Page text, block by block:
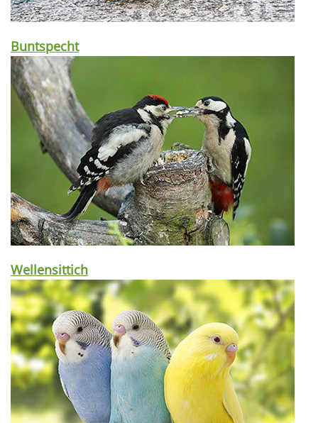
Buntspecht
Wellensittich